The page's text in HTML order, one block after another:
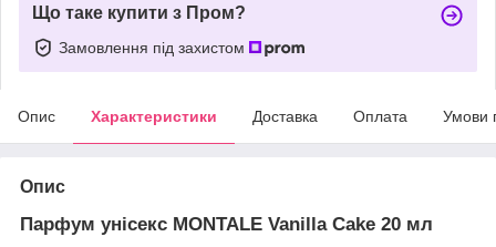
Що таке купити з Пром?
Замовлення під захистом
Опис Характеристики Доставка Оплата Умови
Опис
Парфум унісекс MONTALE Vanilla Cake 20 мл